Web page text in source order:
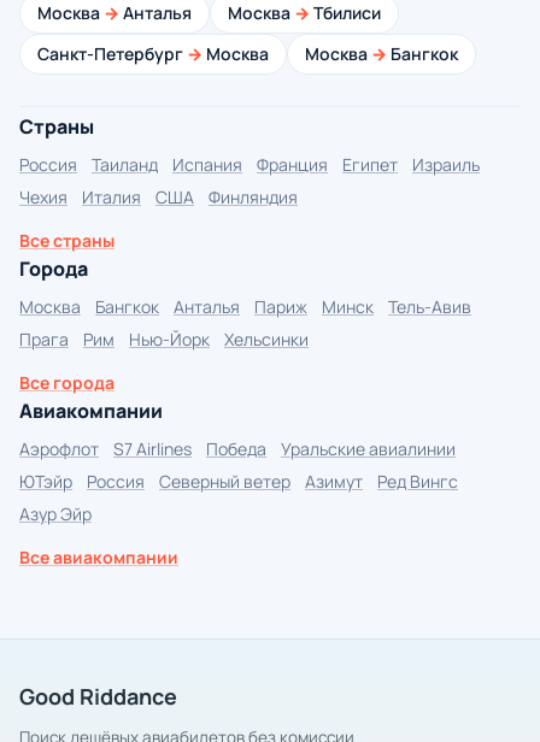
Москва → Анталья Москва → Тбилиси
Санкт-Петербург → Москва Москва → Бангкок
Страны
Россия Таиланд Испания Франция Египет
Израиль
Чехия
Италия США
Финляндия
Все страны
Города
Москва Бангкок Анталья Париж Минск
Тель-Авив
Прага
Рим Нью-Йорк
Хельсинки
Все города
Авиакомпании
Аэрофлот S7 Airlines Победа
Уральские авиалинии
ЮТэйр
Россия Северный ветер Азимут
Ред Вингс
Азур Эйр
Все авиакомпании
Good Riddance
Поиск дешёвых авиабилетов без комиссии